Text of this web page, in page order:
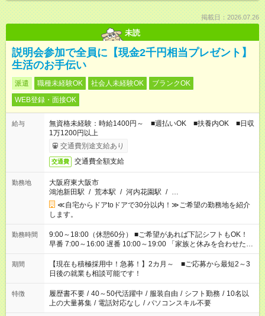
掲載日：2026.07.26
未読
説明会参加で全員に【現金2千円相当プレゼント】
生活のお手伝い
派遣 職種未経験OK 社会人未経験OK
ブランクOK
WEB登録・面接OK
給与
無資格未経験：時給1400円～ ■週払いOK ■扶養内OK ■日収
1万1200円以上
交通費別途支給あり
交通費 交通費全額支給
勤務地
大阪府東大阪市
鴻池新田駅 / 荒本駅 / 河内花園駅 / …
≪自宅からドアtoドアで30分以内！≫ご希望の勤務地を紹介
します。
勤務時間
9:00～18:00（休憩60分） ■ご希望があれば下記シフトもOK！
早番 7:00～16:00 遅番 10:00～19:00 「家族と休みを合わせた
い」 「余裕を持って夕飯の準備がしたい」 「できれば残業はし
たくない」 など、ご希望を教えてくださいね。 ※Wワーク希望
の方へ 今ご覧のお仕事で希望する勤務時間と、もう1つのお仕事
の勤務時間。 合計で週40時間を超える場合は応募できません。
期間
【現在も積極採用中！急募！】2カ月～ ■ご応募から最短2～3
日後の就業も相談可能です！
特徴 履歴書不要 / 40～50代活躍中 / 服装自由 / シフト勤務 / 10名以
上の大量募集 / 電話対応なし / パソコンスキル不要